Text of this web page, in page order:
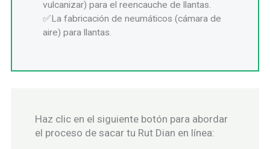
vulcanizar) para el reencauche de llantas.
La fabricación de neumáticos (cámara de
aire) para llantas.
Haz clic en el siguiente botón para abordar
el proceso de sacar tu Rut Dian en línea: